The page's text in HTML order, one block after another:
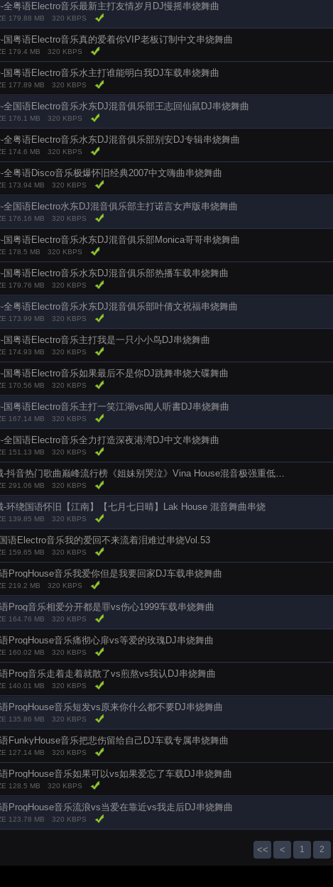
全粤语Electro音乐最新主打友情岁月DJ慢摇串烧舞曲
179.88 MB 320 KBPS
国粤语Electro音乐真的爱着你VIP老板订制中文串烧舞曲
179.4 MB 320 KBPS
国粤语Electro音乐水主打谁能明白我DJ车载串烧舞曲
177.89 MB 320 KBPS
全国语Electro音乐水东DJ混音俱乐部王志回仙鼠DJ串烧舞曲
176.1 MB 320 KBPS
全粤语Electro音乐水东DJ混音俱乐部别安DJ专辑串烧舞曲
174.6 MB 320 KBPS
全粤语Disco音乐极爆怀旧经典2007中文嗨曲串烧舞曲
173.94 MB 320 KBPS
全国语Electro水东DJ混音俱乐部主打诺言女声版串烧舞曲
176.16 MB 320 KBPS
国粤语Electro音乐水东DJ混音俱乐部Monica哥哥串烧舞曲
178.5 MB 320 KBPS
国粤语Electro音乐水东DJ混音俱乐部热播车载串烧舞曲
179.76 MB 320 KBPS
全粤语Electro音乐水东DJ混音俱乐部叶倩文祝福串烧舞曲
173.99 MB 320 KBPS
国粤语Electro音乐主打我是一只小小鸟DJ串烧舞曲
174.93 MB 320 KBPS
国粤语Electro音乐如果最后不是你DJ跳舞串烧大碟舞曲
170.56 MB 320 KBPS
国粤语Electro音乐主打一笑江湖vs闻人听書DJ串烧舞曲
167.14 MB 320 KBPS
全国语Electro音乐全力打造深夜港湾DJ中文串烧舞曲
151.13 MB 320 KBPS
酷音dj倾城-抖音热门歌曲巅峰流行榜《姐妹别哭泣》Vina House混音极强重低音舞曲串烧
291.06 MB 320 KBPS
-环绕国语怀旧【江南】【七月七日晴】Lak House 混音舞曲串烧
139.85 MB 320 KBPS
语Electro音乐我的爱回不来流着泪难过串烧Vol.53
159.65 MB 320 KBPS
ProgHouse音乐我爱你但是我要回家DJ车载串烧舞曲
219.2 MB 320 KBPS
Prog音乐相爱分开都是罪vs伤心1999车载串烧舞曲
164.76 MB 320 KBPS
ProgHouse音乐痛彻心扉vs等爱的玫瑰DJ串烧舞曲
160.02 MB 320 KBPS
Prog音乐走着走着就散了vs煎熬vs我认DJ串烧舞曲
140.01 MB 320 KBPS
ProgHouse音乐短发vs原来你什么都不要DJ串烧舞曲
135.86 MB 320 KBPS
FunkyHouse音乐把悲伤留给自己DJ车载专属串烧舞曲
127.14 MB 320 KBPS
ProgHouse音乐如果可以vs如果爱忘了车载DJ串烧舞曲
128.5 MB 320 KBPS
ProgHouse音乐流浪vs当爱在靠近vs我走后DJ串烧舞曲
123.78 MB 320 KBPS
<< < 1 2